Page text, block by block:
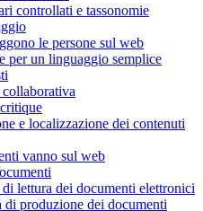
controllati e tassonomie
le persone sul web
per un linguaggio semplice
e localizzazione dei contenuti
vanno sul web
lettura dei documenti elettronici
produzione dei documenti